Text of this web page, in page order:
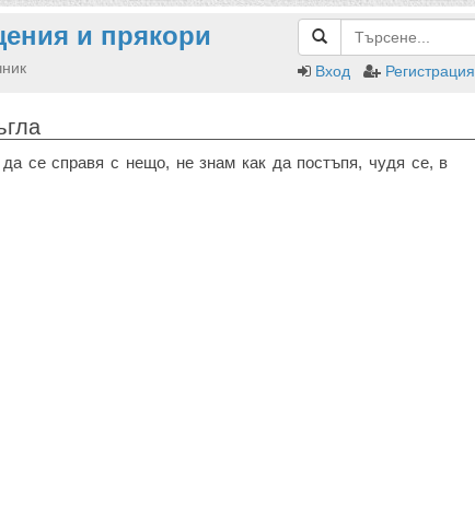
и прякори
Вход
Регистрация
се справя с нещо, не знам как да постъпя, чудя се, в